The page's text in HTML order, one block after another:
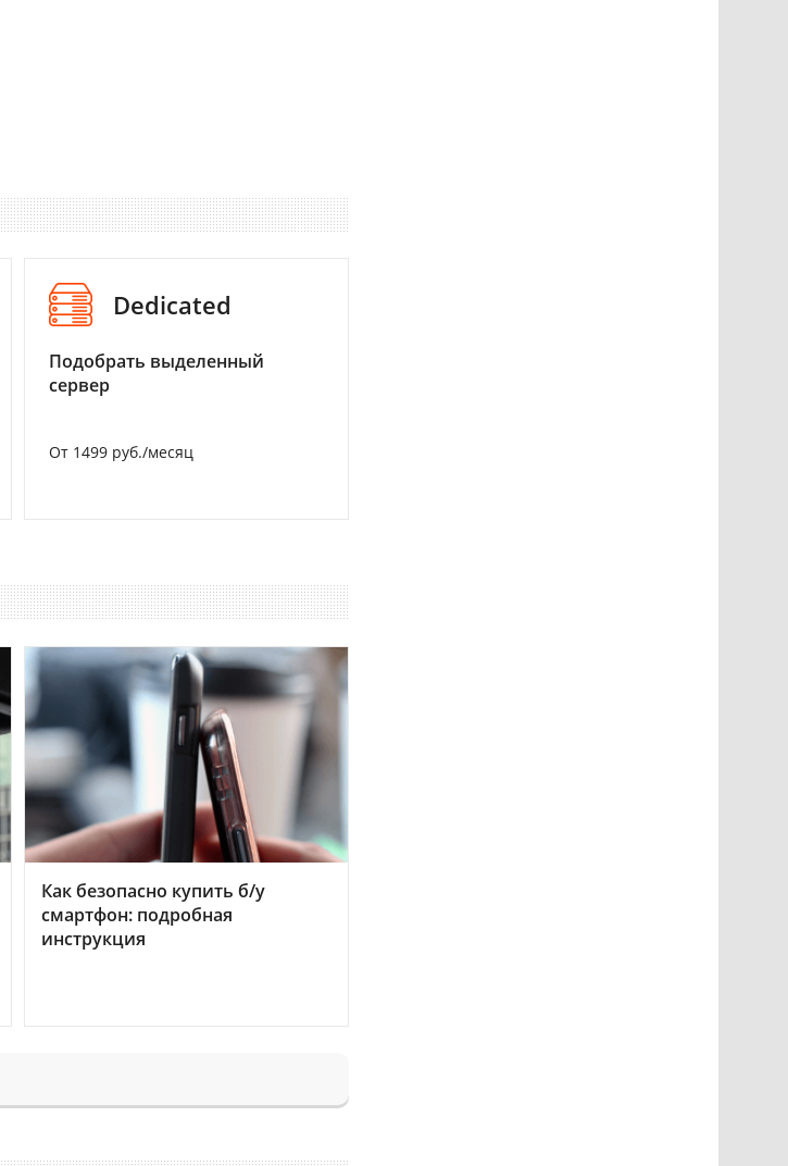
Dedicated
Подобрать выделенный
сервер
От 1499 руб./месяц
Как безопасно купить б/у
смартфон: подробная
инструкция